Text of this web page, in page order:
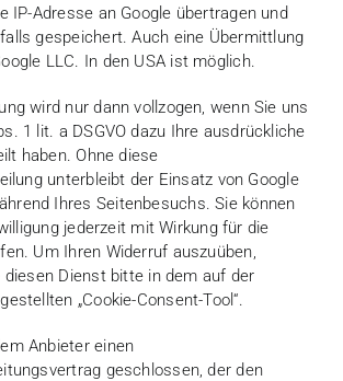
IP-Adresse an Google übertragen und
gespeichert. Auch eine Übermittlung
LLC. In den USA ist möglich.
wird nur dann vollzogen, wenn Sie uns
1 lit. a DSGVO dazu Ihre ausdrückliche
haben. Ohne diese
unterbleibt der Einsatz von Google
Ihres Seitenbesuchs. Sie können
jederzeit mit Wirkung für die
Um Ihren Widerruf auszuüben,
diesen Dienst bitte in dem auf der
„Cookie-Consent-Tool“.
Anbieter einen
geschlossen, der den